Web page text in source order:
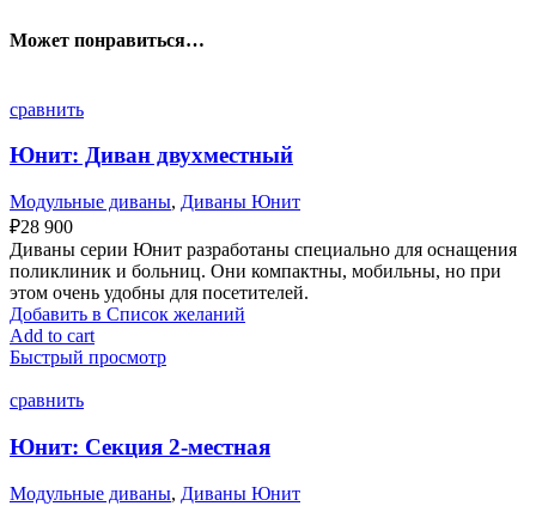
Может понравиться…
сравнить
Юнит: Диван двухместный
Модульные диваны, Диваны Юнит
₽28 900
Диваны серии Юнит разработаны специально для оснащения
поликлиник и больниц. Они компактны, мобильны, но при
этом очень удобны для посетителей.
Добавить в Список желаний
Add to cart
Быстрый просмотр
сравнить
Юнит: Секция 2-местная
Модульные диваны, Диваны Юнит